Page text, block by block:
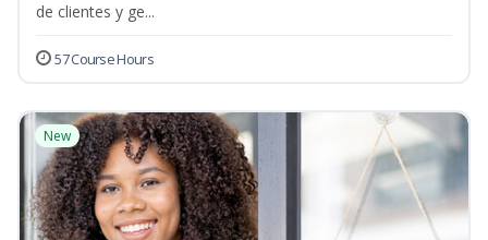
de clientes y ge...
57 Course Hours
New